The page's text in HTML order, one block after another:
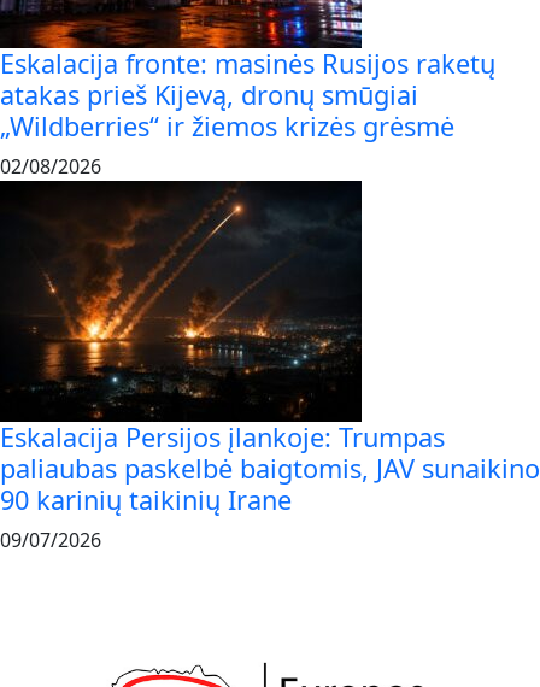
Eskalacija fronte: masinės Rusijos raketų
atakas prieš Kijevą, dronų smūgiai
„Wildberries“ ir žiemos krizės grėsmė
02/08/2026
Eskalacija Persijos įlankoje: Trumpas
paliaubas paskelbė baigtomis, JAV sunaikino
90 karinių taikinių Irane
09/07/2026